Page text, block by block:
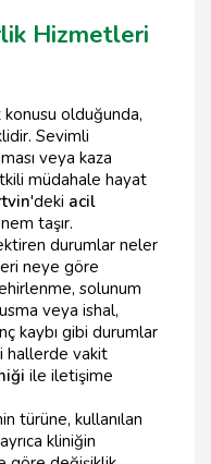
Hizmetleri
olduğunda,
Sevimli
veya kaza
müdahale hayat
'deki acil
taşır.
durumlar neler
neye göre
solunum
veya ishal,
kaybı gibi durumlar
hallerde vakit
ile iletişime
türüne, kullanılan
kliniğin